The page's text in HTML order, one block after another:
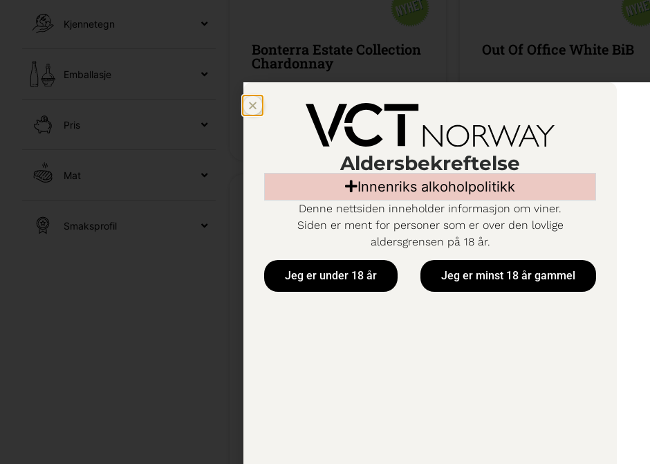
Kjennetegn
Emballasje
Pris
Mat
Smaksprofil
Bonterra Estate Collection
Chardonnay
0,75l cl /
Kr 239,90
Out Of Office White BiB
Kr 369,90
Aldersbekreftelse
Innenriks alkoholpolitikk
Denne nettsiden inneholder informasjon om viner.
Siden er ment for personer som er over den lovlige
aldersgrensen på 18 år.
Jeg er under 18 år Jeg er minst 18 år gammel